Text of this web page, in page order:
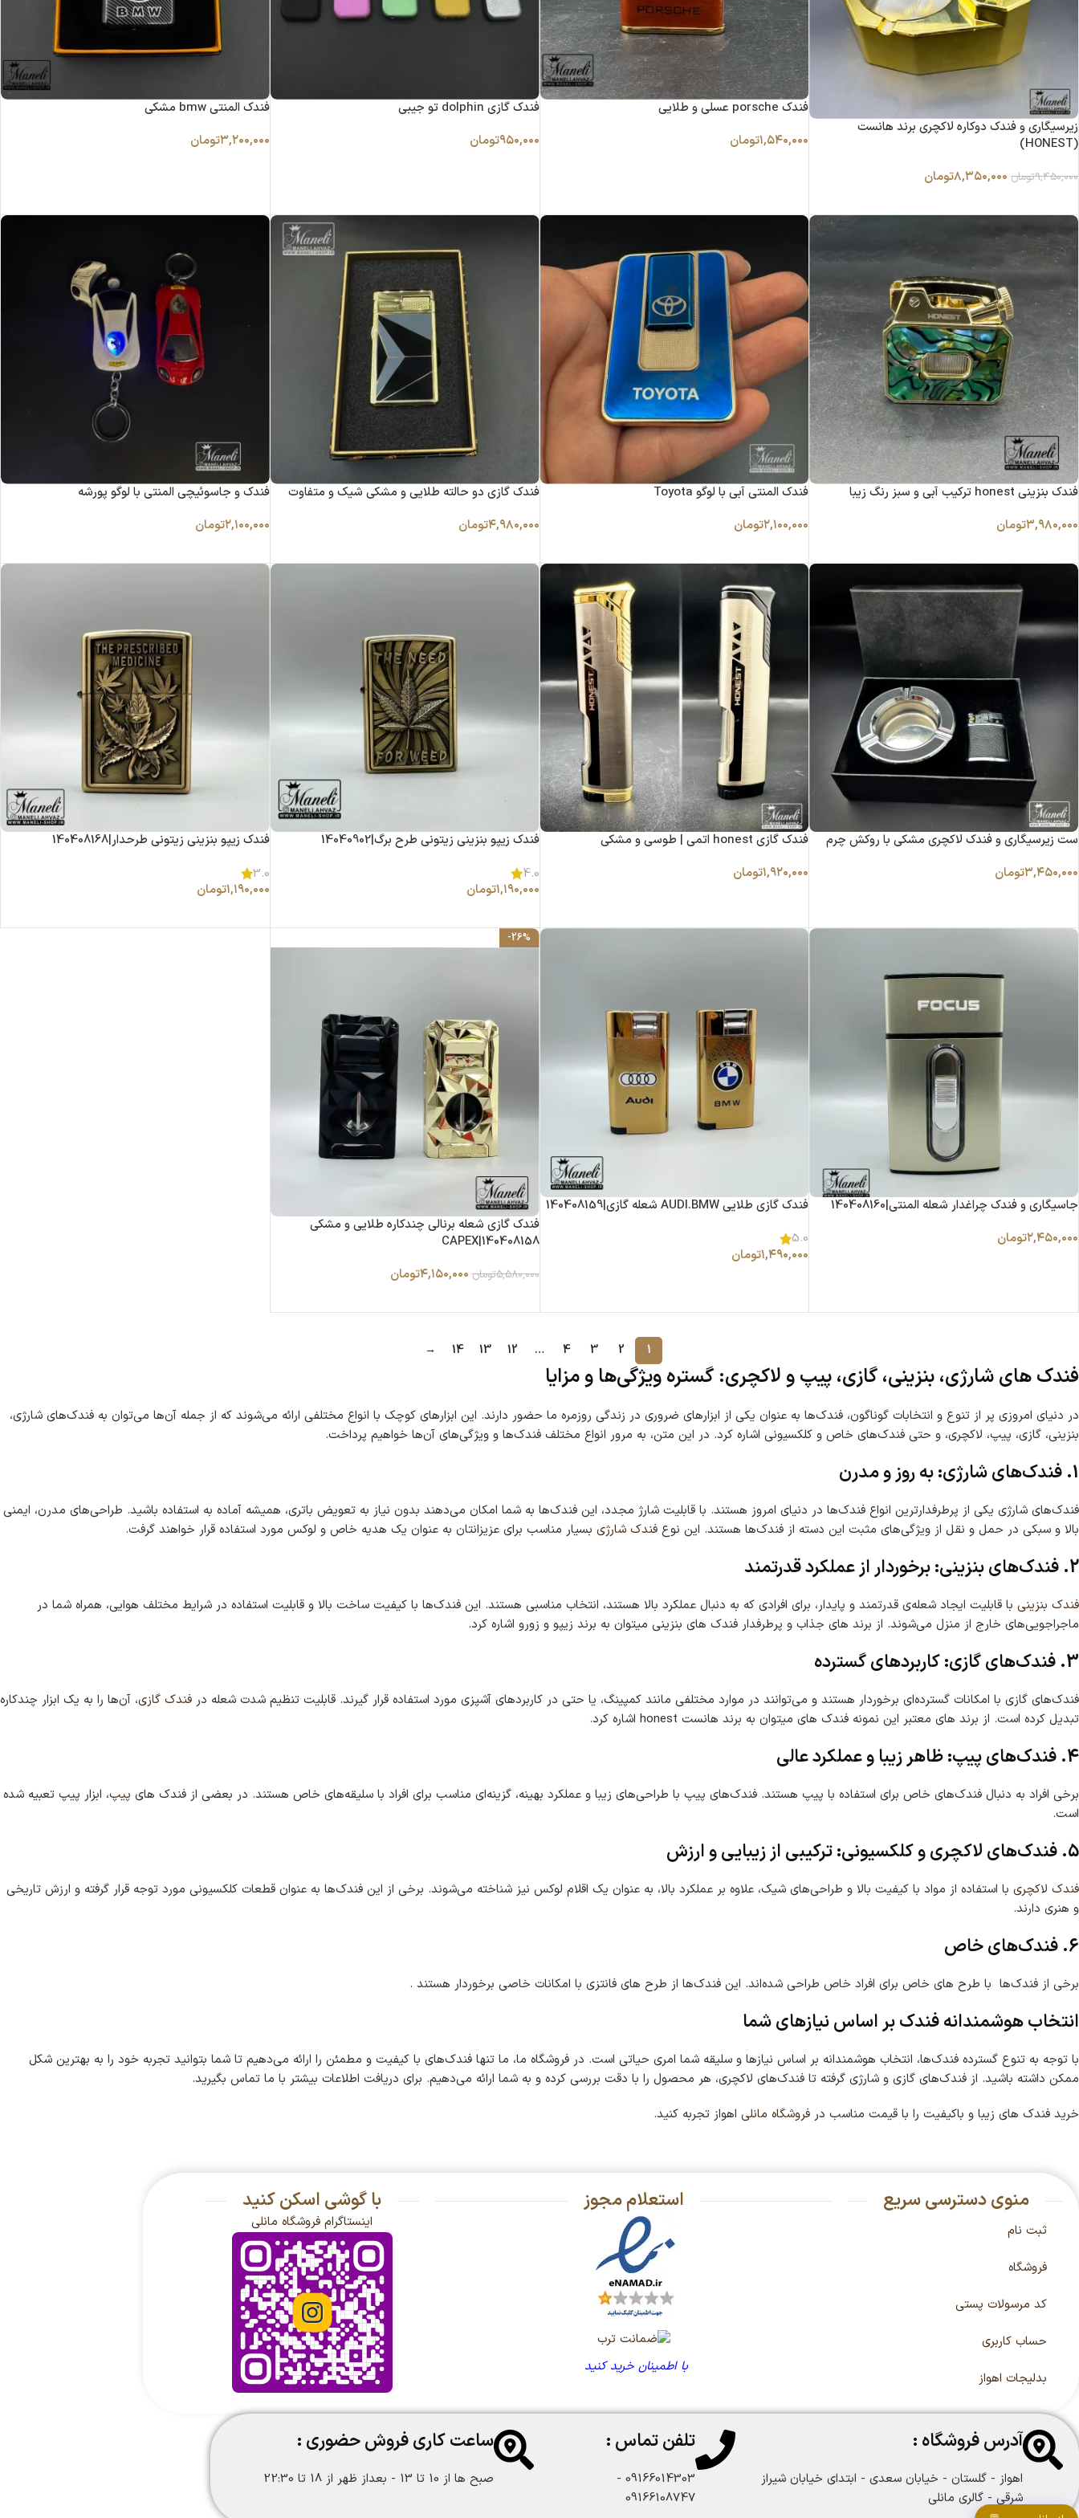
زیرسیگاری و فندک دوکاره لاکچری برند هانست
(HONEST)
۹,۴۵۰,۰۰۰تومان ۸,۳۵۰,۰۰۰تومان
فندک porsche عسلی و طلایی
۱,۵۴۰,۰۰۰تومان
فندک گازی dolphin تو جیبی
۹۵۰,۰۰۰تومان
فندک المنتی bmw مشکی
۳,۲۰۰,۰۰۰تومان
فندک بنزینی honest ترکیب آبی و سبز رنگ زیبا
۳,۹۸۰,۰۰۰تومان
فندک المنتی آبی با لوگو Toyota
۲,۱۰۰,۰۰۰تومان
فندک گازی دو حالته طلایی و مشکی شیک و متفاوت
۴,۹۸۰,۰۰۰تومان
فندک و جاسوئیچی المنتی با لوگو پورشه
۲,۱۰۰,۰۰۰تومان
ست زیرسیگاری و فندک لاکچری مشکی با روکش چرم
۳,۴۵۰,۰۰۰تومان
فندک گازی honest اتمی | طوسی و مشکی
۱,۹۲۰,۰۰۰تومان
فندک زیپو بنزینی زیتونی طرح برگ|14040902
4.0
۱,۱۹۰,۰۰۰تومان
فندک زیپو بنزینی زیتونی طرحدار|140408168
3.0
۱,۱۹۰,۰۰۰تومان
جاسیگاری و فندک چراغدار شعله المنتی|140408160
۲,۴۵۰,۰۰۰تومان
فندک گازی طلایی AUDI.BMW شعله گازی|140408159
5.0
۱,۴۹۰,۰۰۰تومان
-26%
فندک گازی شعله برنالی چندکاره طلایی و مشکی
CAPEX|140408158
۵,۵۸۰,۰۰۰تومان ۴,۱۵۰,۰۰۰تومان
1
2
3
4
…
12
13
14
→
فندک‌ های شارژی، بنزینی، گازی، پیپ و لاکچری: گستره ویژگی‌ها و مزایا
در دنیای امروزی پر از تنوع و انتخابات گوناگون، فندک‌ها به عنوان یکی از ابزارهای ضروری در زندگی روزمره ما حضور دارند. این ابزارهای کوچک با انواع مختلفی ارائه می‌شوند که از جمله آن‌ها می‌توان به فندک‌های شارژی،
بنزینی، گازی، پیپ، لاکچری، و حتی فندک‌های خاص و کلکسیونی اشاره کرد. در این متن، به مرور انواع مختلف فندک‌ها و ویژگی‌های آن‌ها خواهیم پرداخت.
1. فندک‌های شارژی: به روز و مدرن
فندک‌های شارژی یکی از پرطرفدارترین انواع فندک‌ها در دنیای امروز هستند. با قابلیت شارژ مجدد، این فندک‌ها به شما امکان می‌دهند بدون نیاز به تعویض باتری، همیشه آماده به استفاده باشید. طراحی‌های مدرن، ایمنی
بالا و سبکی در حمل و نقل از ویژگی‌های مثبت این دسته از فندک‌ها هستند. این نوع فندک شارژی بسیار مناسب برای عزیزانتان به عنوان یک هدیه خاص و لوکس مورد استفاده قرار خواهند گرفت.
2. فندک‌های بنزینی: برخوردار از عملکرد قدرتمند
فندک بنزینی با قابلیت ایجاد شعله‌ی قدرتمند و پایدار، برای افرادی که به دنبال عملکرد بالا هستند، انتخاب مناسبی هستند. این فندک‌ها با کیفیت ساخت بالا و قابلیت استفاده در شرایط مختلف هوایی، همراه شما در
ماجراجویی‌های خارج از منزل می‌شوند. از برند های جذاب و پرطرفدار فندک های بنزینی میتوان به برند زیپو و زورو اشاره کرد.
3. فندک‌های گازی: کاربردهای گسترده
فندک‌های گازی با امکانات گسترده‌ای برخوردار هستند و می‌توانند در موارد مختلفی مانند کمپینگ، یا حتی در کاربردهای آشپزی مورد استفاده قرار گیرند. قابلیت تنظیم شدت شعله در فندک گازی، آن‌ها را به یک ابزار چندکاره
تبدیل کرده است. از برند های معتبر این نمونه فندک های میتوان به برند هانست honest اشاره کرد.
4. فندک‌های پیپ: ظاهر زیبا و عملکرد عالی
برخی افراد به دنبال فندک‌های خاص برای استفاده با پیپ هستند. فندک‌های پیپ با طراحی‌های زیبا و عملکرد بهینه، گزینه‌ای مناسب برای افراد با سلیقه‌های خاص هستند. در بعضی از فندک های پیپ، ابزار پیپ تعبیه شده
است.
5. فندک‌های لاکچری و کلکسیونی: ترکیبی از زیبایی و ارزش
فندک لاکچری با استفاده از مواد با کیفیت بالا و طراحی‌های شیک، علاوه بر عملکرد بالا، به عنوان یک اقلام لوکس نیز شناخته می‌شوند. برخی از این فندک‌ها به عنوان قطعات کلکسیونی مورد توجه قرار گرفته و ارزش تاریخی
و هنری دارند.
6. فندک‌های خاص
برخی از فندک‌ها با طرح های خاص برای افراد خاص طراحی شده‌اند. این فندک‌ها از طرح های فانتزی با امکانات خاصی برخوردار هستند .
انتخاب هوشمندانه فندک بر اساس نیازهای شما
با توجه به تنوع گسترده فندک‌ها، انتخاب هوشمندانه بر اساس نیازها و سلیقه شما امری حیاتی است. در فروشگاه ما، ما تنها فندک‌های با کیفیت و مطمئن را ارائه می‌دهیم تا شما بتوانید تجربه خود را به بهترین شکل
ممکن داشته باشید. از فندک‌های گازی و شارژی گرفته تا فندک‌های لاکچری، هر محصول را با دقت بررسی کرده و به شما ارائه می‌دهیم. برای دریافت اطلاعات بیشتر با ما تماس بگیرید.
خرید فندک های زیبا و باکیفیت را با قیمت مناسب در فروشگاه مانلی اهواز تجربه کنید.
منوی دسترسی سریع
ثبت نام
فروشگاه
کد مرسولات پستی
حساب کاربری
بدلیجات اهواز
استعلام مجوز
با اطمینان خرید کنید
با گوشی اسکن کنید
اینستاگرام فروشگاه مانلی
آدرس فروشگاه :
اهواز - گلستان - خیابان سعدی - ابتدای خیابان شیراز
شرقی - گالری مانلی
تلفن تماس :
09166014303 -
09166108747
ساعت کاری فروش حضوری :
صبح ها از 10 تا 13 - بعداز ظهر از 18 تا 22:30